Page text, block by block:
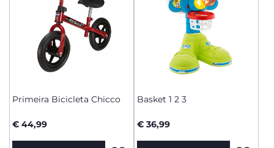
Primeira Bicicleta Chicco
€ 44,99
Basket 1 2 3
€ 36,99